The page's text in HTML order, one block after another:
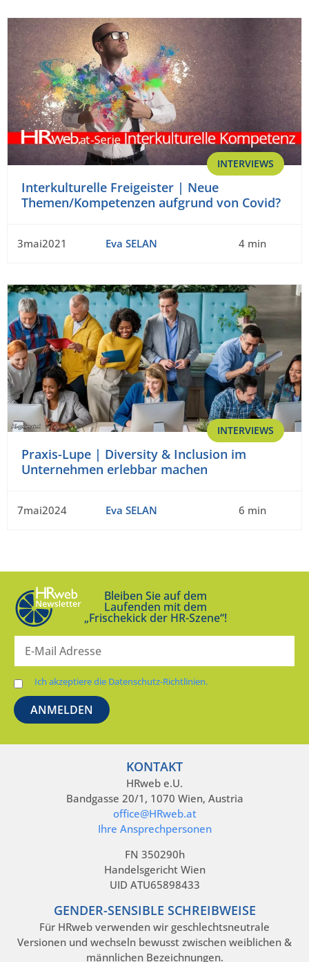
INTERVIEWS
Interkulturelle Freigeister | Neue
Themen/Kompetenzen aufgrund von Covid?
3mai2021 Eva SELAN 4 min
INTERVIEWS
Praxis-Lupe | Diversity & Inclusion im
Unternehmen erlebbar machen
7mai2024 Eva SELAN 6 min
Bleiben Sie auf dem
Laufenden mit dem
„Frischekick der HR-Szene“!
Ich akzeptiere die Datenschutz-Richtlinien.
KONTAKT
HRweb e.U.
Bandgasse 20/1, 1070 Wien, Austria
office@HRweb.at
Ihre Ansprechpersonen
FN 350290h
Handelsgericht Wien
UID ATU65898433
GENDER-SENSIBLE SCHREIBWEISE
Für HRweb verwenden wir geschlechtsneutrale
Versionen und wechseln bewusst zwischen weiblichen &
männlichen Bezeichnungen.